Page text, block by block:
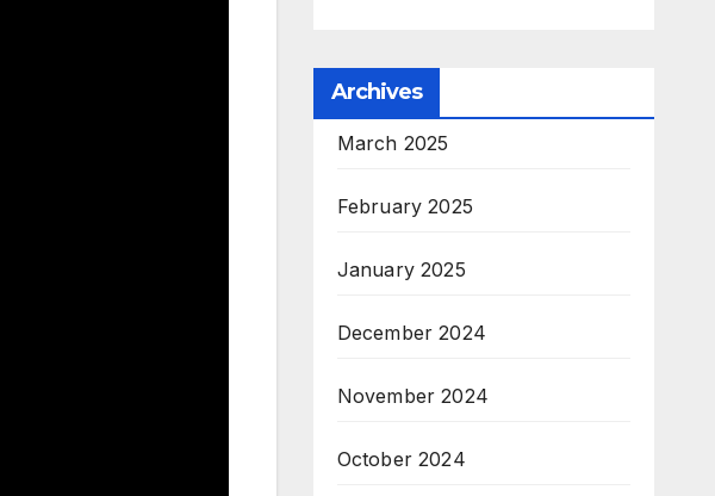
Archives
March 2025
February 2025
January 2025
December 2024
November 2024
October 2024